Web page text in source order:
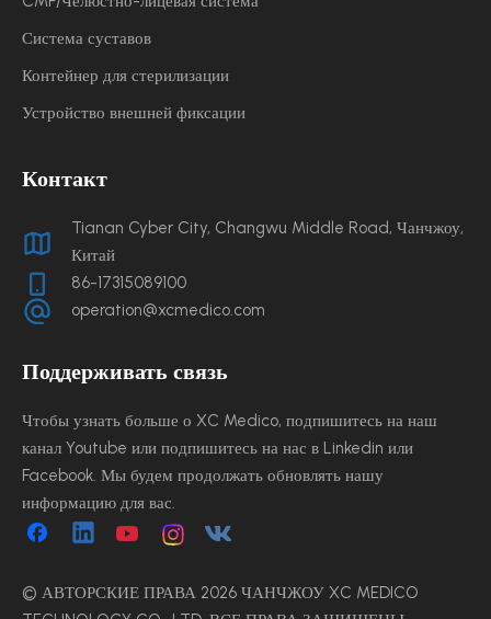
Система суставов
Контейнер для стерилизации
Устройство внешней фиксации
Контакт
Tianan Cyber ​​City, Changwu Middle Road, Чанчжоу,
Китай
86-17315089100
operation@xcmedico.com
Поддерживать связь
Чтобы узнать больше о XC Medico, подпишитесь на наш
канал Youtube или подпишитесь на нас в Linkedin или
Facebook. Мы будем продолжать обновлять нашу
информацию для вас.
© АВТОРСКИЕ ПРАВА 2026 ЧАНЧЖОУ XC MEDICO